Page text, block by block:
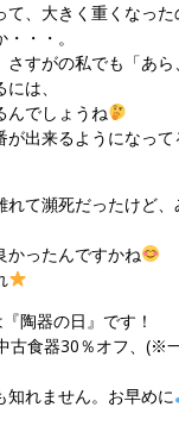
て、大きく重くなった
・・。
すがの私でも「あら
は、
んでしょうね
が出来るようになって
れて瀕死だったけど
かったんですかね
陶器の日』です！
古食器30％オフ、(※
知れません。お早めに